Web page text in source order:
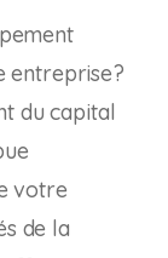
entreprise?
du capital
votre
de la